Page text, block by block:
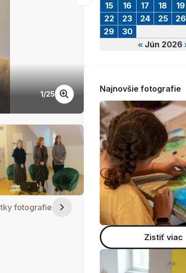
finisaz_kalny_dvaja (7)
1/25
fotografie
Jún 2026
15
16 17 18 19
22
23 24 25 26
29
30
Najnovšie fotografie
Zistiť viac